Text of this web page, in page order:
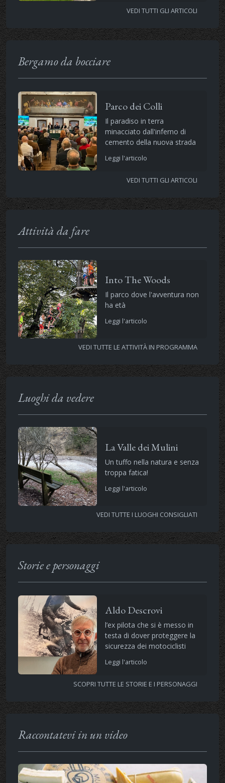
VEDI TUTTI GLI ARTICOLI
Bergamo da bocciare
Parco dei Colli
Il paradiso in terra
minacciato dall'inferno di
cemento della nuova strada
Leggi l'articolo
VEDI TUTTI GLI ARTICOLI
Attività da fare
Into The Woods
Il parco dove l'avventura non
ha età
Leggi l'articolo
VEDI TUTTE LE ATTIVITÀ IN PROGRAMMA
Luoghi da vedere
La Valle dei Mulini
Un tuffo nella natura e senza
troppa fatica!
Leggi l'articolo
VEDI TUTTE I LUOGHI CONSIGLIATI
Storie e personaggi
Aldo Descrovi
l’ex pilota che si è messo in
testa di dover proteggere la
sicurezza dei motociclisti
Leggi l'articolo
SCOPRI TUTTE LE STORIE E I PERSONAGGI
Raccontatevi in un video